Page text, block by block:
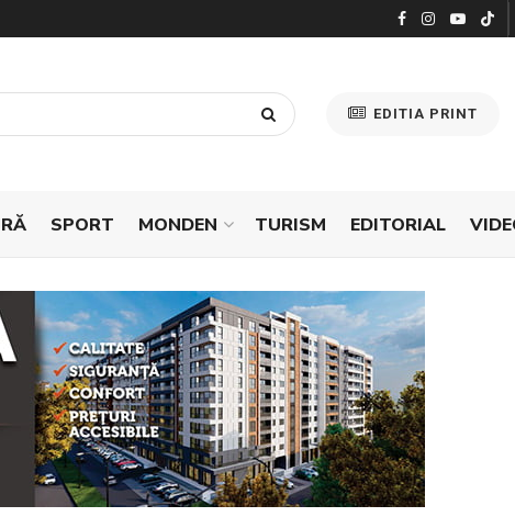
EDITIA PRINT
SPORT MONDEN TURISM EDITORIAL